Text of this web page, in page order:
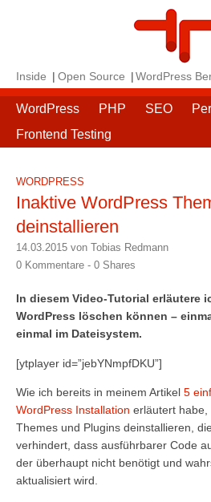
Inside Open Source WordPress
WordPress PHP SEO
Frontend Testing
WORDPRESS
Inaktive WordPress
deinstallieren
14.03.2015 von Tobias Redmann
0 Kommentare - 0 Shares
In diesem Video-Tutorial erläutere
WordPress löschen können –
einmal im Dateisystem.
[ytplayer id=”jebYNmpfDKU”]
Wie ich bereits in meinem Artikel 5
WordPress Installation erläutert
Themes und Plugins deinstallieren,
verhindert, dass ausführbarer Code
der überhaupt nicht benötigt und
aktualisiert wird.